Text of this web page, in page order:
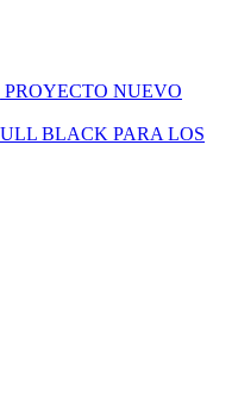
NUEVO
BLACK PARA LOS